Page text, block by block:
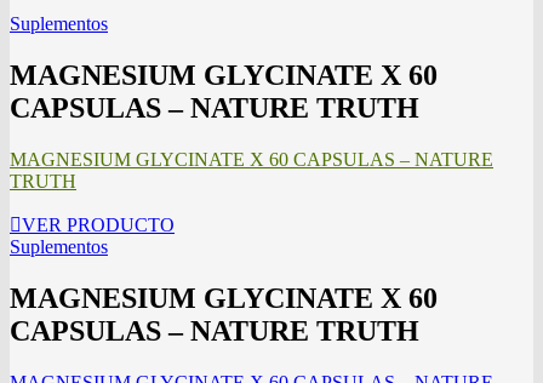
Suplementos
MAGNESIUM GLYCINATE X 60
CAPSULAS – NATURE TRUTH
MAGNESIUM GLYCINATE X 60 CAPSULAS – NATURE
TRUTH
VER PRODUCTO
Suplementos
MAGNESIUM GLYCINATE X 60
CAPSULAS – NATURE TRUTH